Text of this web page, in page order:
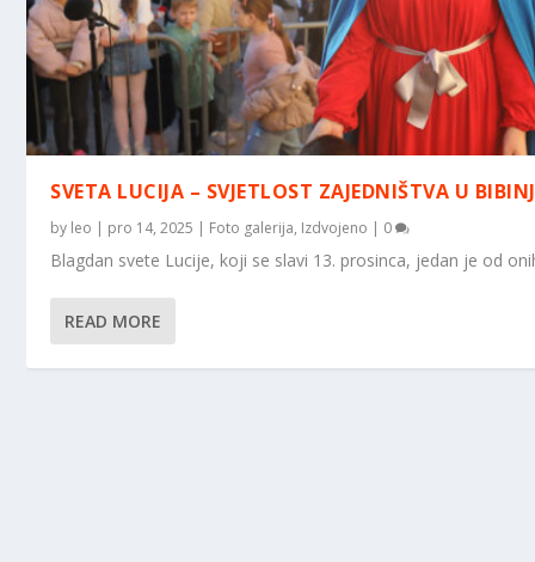
SVETA LUCIJA – SVJETLOST ZAJEDNIŠTVA U
by leo | pro 14, 2025 | Foto galerija, Izdvojeno | 0
Blagdan svete Lucije, koji se slavi 13. prosinca, jedan je od
READ MORE